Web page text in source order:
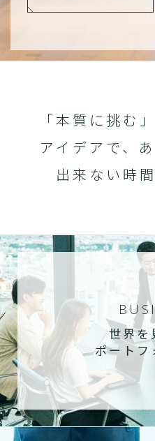
「本質に挑む
アイデアで、
出来ない時
世界を
ポートフ